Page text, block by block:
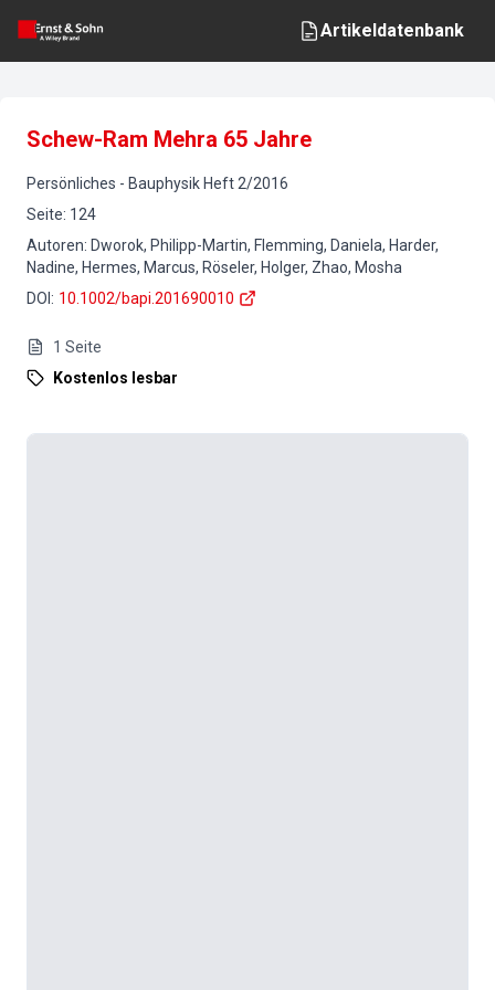
Artikeldatenbank
Schew-Ram Mehra 65 Jahre
Persönliches - Bauphysik Heft 2/2016
Seite: 124
Autoren: Dworok, Philipp-Martin, Flemming, Daniela, Harder,
Nadine, Hermes, Marcus, Röseler, Holger, Zhao, Mosha
DOI : 10.1002/bapi.201690010
1 Seite
Kostenlos lesbar